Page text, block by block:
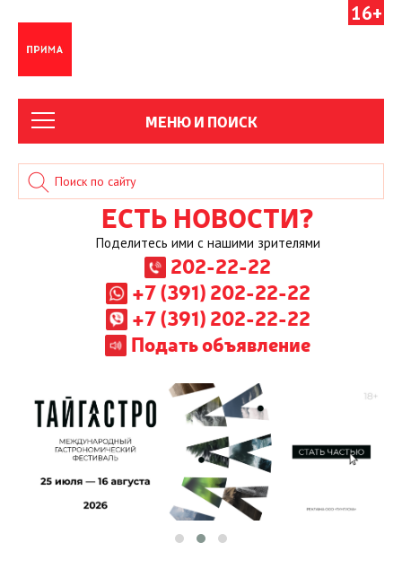
16+
МЕНЮ И ПОИСК
ЕСТЬ НОВОСТИ?
Поделитесь ими с нашими зрителями
202-22-22
+7 (391) 202-22-22
+7 (391) 202-22-22
Подать объявление